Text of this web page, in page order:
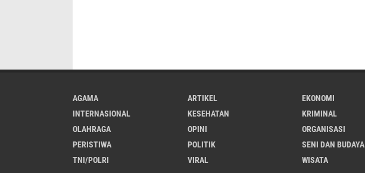
AGAMA ARTIKEL EKONOMI
INTERNASIONAL
KESEHATAN KRIMINAL
OLAHRAGA
OPINI ORGANISASI
PERISTIWA
POLITIK SENI DAN BUDAYA
TNI/POLRI
VIRAL WISATA